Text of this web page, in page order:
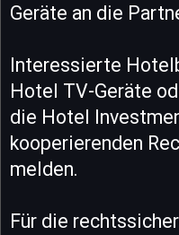
Geräte an die
Interessierte
Hotel TV-Geräte
die Hotel
kooperierenden
melden.
Für die